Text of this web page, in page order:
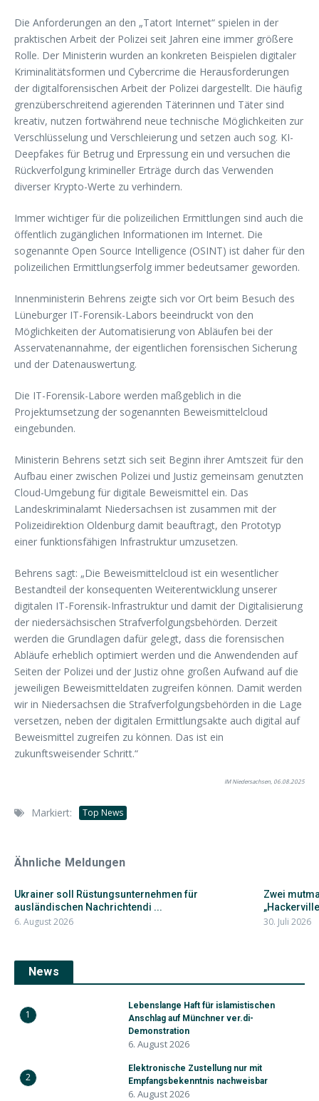
Die Anforderungen an den „Tatort Internet“ spielen in der
praktischen Arbeit der Polizei seit Jahren eine immer größere
Rolle. Der Ministerin wurden an konkreten Beispielen digitaler
Kriminalitätsformen und Cybercrime die Herausforderungen
der digitalforensischen Arbeit der Polizei dargestellt. Die häufig
grenzüberschreitend agierenden Täterinnen und Täter sind
kreativ, nutzen fortwährend neue technische Möglichkeiten zur
Verschlüsselung und Verschleierung und setzen auch sog. KI-
Deepfakes für Betrug und Erpressung ein und versuchen die
Rückverfolgung krimineller Erträge durch das Verwenden
diverser Krypto-Werte zu verhindern.
Immer wichtiger für die polizeilichen Ermittlungen sind auch die
öffentlich zugänglichen Informationen im Internet. Die
sogenannte Open Source Intelligence (OSINT) ist daher für den
polizeilichen Ermittlungserfolg immer bedeutsamer geworden.
Innenministerin Behrens zeigte sich vor Ort beim Besuch des
Lüneburger IT-Forensik-Labors beeindruckt von den
Möglichkeiten der Automatisierung von Abläufen bei der
Asservatenannahme, der eigentlichen forensischen Sicherung
und der Datenauswertung.
Die IT-Forensik-Labore werden maßgeblich in die
Projektumsetzung der sogenannten Beweismittelcloud
eingebunden.
Ministerin Behrens setzt sich seit Beginn ihrer Amtszeit für den
Aufbau einer zwischen Polizei und Justiz gemeinsam genutzten
Cloud-Umgebung für digitale Beweismittel ein. Das
Landeskriminalamt Niedersachsen ist zusammen mit der
Polizeidirektion Oldenburg damit beauftragt, den Prototyp
einer funktionsfähigen Infrastruktur umzusetzen.
Behrens sagt: „Die Beweismittelcloud ist ein wesentlicher
Bestandteil der konsequenten Weiterentwicklung unserer
digitalen IT-Forensik-Infrastruktur und damit der Digitalisierung
der niedersächsischen Strafverfolgungsbehörden. Derzeit
werden die Grundlagen dafür gelegt, dass die forensischen
Abläufe erheblich optimiert werden und die Anwendenden auf
Seiten der Polizei und der Justiz ohne großen Aufwand auf die
jeweiligen Beweismitteldaten zugreifen können. Damit werden
wir in Niedersachsen die Strafverfolgungsbehörden in die Lage
versetzen, neben der digitalen Ermittlungsakte auch digital auf
Beweismittel zugreifen zu können. Das ist ein
zukunftsweisender Schritt.“
IM Niedersachsen, 06.08.2025
Markiert: Top News
Ähnliche Meldungen
Ukrainer soll Rüstungsunternehmen für
ausländischen Nachrichtendi ...
6. August 2026
Zwei
30. Juli 2026
News
1
Lebenslange Haft für islamistischen
Anschlag auf Münchner ver.di-
Demonstration
6. August 2026
2
Elektronische Zustellung nur mit
Empfangsbekenntnis nachweisbar
6. August 2026